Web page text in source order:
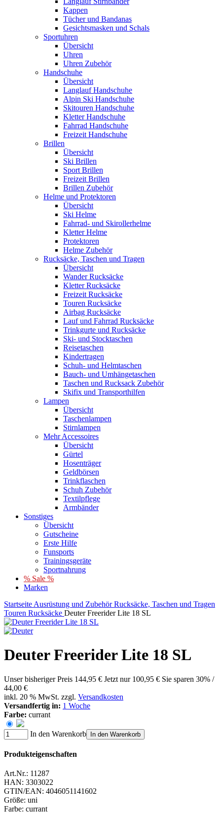
Kappen
Tücher und Bandanas
Gesichtsmasken und Schals
Sportuhren
Übersicht
Uhren
Uhren Zubehör
Handschuhe
Übersicht
Langlauf Handschuhe
Alpin Ski Handschuhe
Skitouren Handschuhe
Kletter Handschuhe
Fahrrad Handschuhe
Freizeit Handschuhe
Brillen
Übersicht
Ski Brillen
Sport Brillen
Freizeit Brillen
Brillen Zubehör
Helme und Protektoren
Übersicht
Ski Helme
Fahrrad- und Skirollerhelme
Kletter Helme
Protektoren
Helme Zubehör
Rucksäcke, Taschen und Tragen
Übersicht
Wander Rucksäcke
Kletter Rucksäcke
Freizeit Rucksäcke
Touren Rucksäcke
Airbag Rucksäcke
Lauf und Fahrrad Rucksäcke
Trinkgurte und Rucksäcke
Ski- und Stocktaschen
Reisetaschen
Kindertragen
Schuh- und Helmtaschen
Bauch- und Umhängetaschen
Taschen und Rucksack Zubehör
Skifix und Transporthilfen
Lampen
Übersicht
Taschenlampen
Stirnlampen
Mehr Accessoires
Übersicht
Gürtel
Hosenträger
Geldbörsen
Trinkflaschen
Schuh Zubehör
Textilpflege
Armbänder
Sonstiges
Übersicht
Gutscheine
Erste Hilfe
Funsports
Trainingsgeräte
Sportnahrung
% Sale %
Marken
Startseite Ausrüstung und Zubehör Rucksäcke, Taschen und Tragen
Touren Rucksäcke Deuter Freerider Lite 18 SL
Deuter Freerider Lite 18 SL
Unser bisheriger Preis 144,95 € Jetzt nur 100,95 € Sie sparen 30% /
44,00 €
inkl. 20 % MwSt. zzgl. Versandkosten
Versandfertig in: 1 Woche
Farbe: currant
In den Warenkorb In den Warenkorb
Produkteigenschaften
Art.Nr.: 11287
HAN: 3303022
GTIN/EAN: 4046051141602
Größe: uni
Farbe: currant